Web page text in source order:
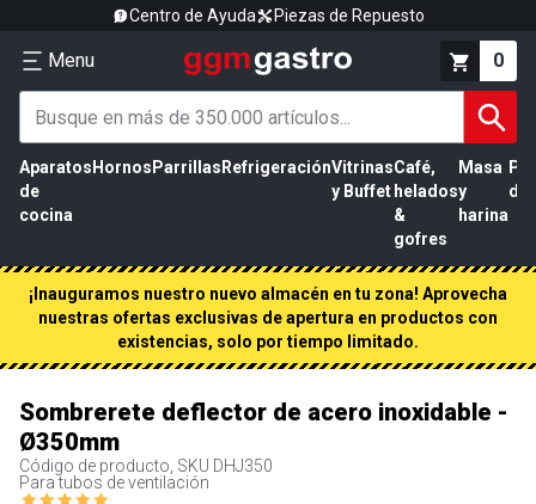
Centro de Ayuda Piezas de Repuesto
Menu 0
Aparatos
de
cocina
Hornos Parrillas RefrigeraciónVitrinas
y Buffet
Café,
helados
&
gofres
Masa
y
harina
de
¡Inauguramos nuestro nuevo almacén en tu zona! Aprovecha
nuestras ofertas exclusivas de apertura en productos con
existencias, solo por tiempo limitado.
Sombrerete deflector de acero inoxidable -
Ø350mm
Código de producto, SKU DHJ350
Para tubos de ventilación